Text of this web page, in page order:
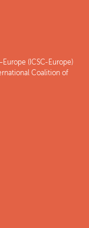
(ICSC-Europe)
Coalition of